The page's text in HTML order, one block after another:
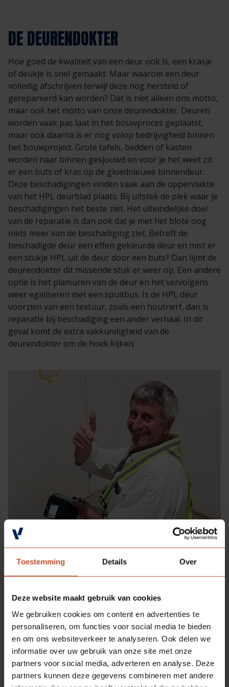
Toestemming Details Over
Deze website maakt gebruik van cookies
We gebruiken cookies om content en advertenties te
personaliseren, om functies voor social media te bieden
en om ons websiteverkeer te analyseren. Ook delen we
informatie over uw gebruik van onze site met onze
partners voor social media, adverteren en analyse. Deze
partners kunnen deze gegevens combineren met andere
DE DEURENDOKTER
Hoe goed de kwaliteit van een deur ook is, een krasje
of deukje is snel gemaakt. Maar waarom een deur
volledig afschrijven terwijl deze nog hersteld of
gerepareerd kan worden? Dat is niet alleen ons motto,
maar ook het motto van onze deurendokter. Deuren
worden vaak pas laat in het bouwproces geplaatst,
maar ook daarna is er nog volop bedrijvigheid binnen
het bouwproject. Grote tafels, bedden of kasten
worden naar binnen gesjouwd en voor je het weet zit
er een buts of kras op de gloednieuwe binnendeur.
Deze beschadigingen vinden vaak aan de oppervlakte
van het HPL deurblad plaats. Bij uitstek de plek waar je
beschadigingen het beste ziet. Het uiteindelijke doel
van de reparatie is dan ook dat je met het blote oog
niets meer van de beschadiging ziet. Betreft de
beschadigde deur een effen gekleurde deur en mist er
een stukje HPL uit de deur door een buts? Dan lijmt de
deurendokter dit missende stuk er weer op. Een andere
optie is het plamuren van de deur en het vervolgens
weer egaliseren met een spuitbus. Is de HPL deur
voorzien van een textuur, zoals een houtnerf, dan is
reparatie bij beschadiging een ander verhaal. In dit
geval komt de extra vakkundigheid van de
deurendokter om de hoek kijken.